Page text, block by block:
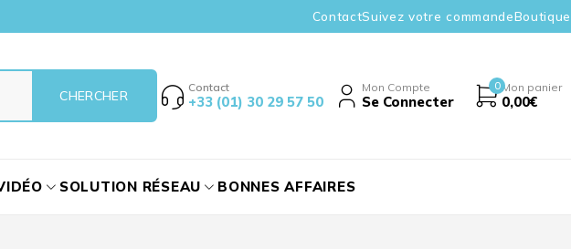
ContactSuivez votre commandeBoutique
Contact
+33 (01) 30 29 57 50
Mon Compte
Se Connecter
0 Mon panier
0,00€
SOLUTION RÉSEAU BONNES AFFAIRES